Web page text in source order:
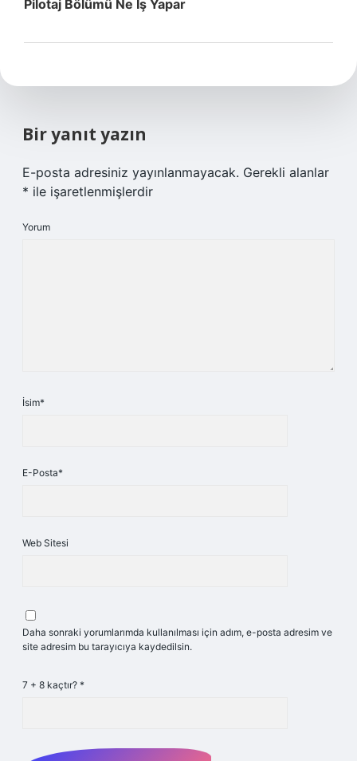
Pilotaj Bölümü Ne Iş Yapar
Bir yanıt yazın
E-posta adresiniz yayınlanmayacak. Gerekli alanlar
* ile işaretlenmişlerdir
Yorum
İsim*
E-Posta*
Web Sitesi
Daha sonraki yorumlarımda kullanılması için adım, e-posta adresim ve
site adresim bu tarayıcıya kaydedilsin.
7 + 8 kaçtır? *